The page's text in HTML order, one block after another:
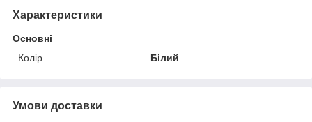
Характеристики
Основні
Колір
Білий
Умови доставки